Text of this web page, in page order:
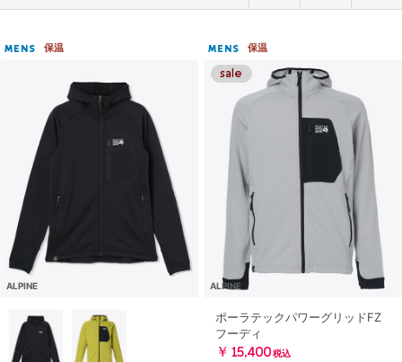
MENS 保温
ALPINE
MENS 保温
ALPINE
ポーラテックパワーグリッドFZ
フーディ
￥15,400 税込